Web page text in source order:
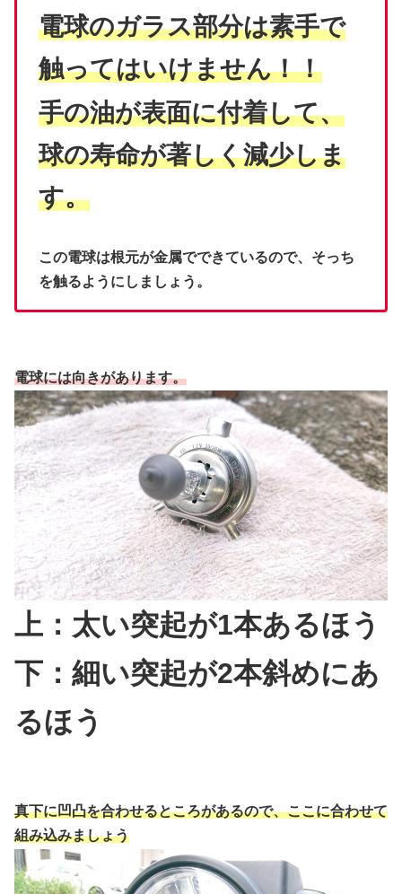
電球のガラス部分は素手で
触ってはいけません！！
手の油が表面に付着して、
球の寿命が著しく減少しま
す。
この電球は根元が金属でできているので、そっち
を触るようにしましょう。
電球には向きがあります。
上：太い突起が1本あるほう
下：細い突起が2本斜めにあ
るほう
真下に凹凸を合わせるところがあるので、ここに合わせて
組み込みましょう